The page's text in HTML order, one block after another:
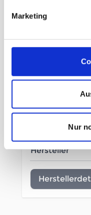
Marketing
Nur
Hauptmaterial:
SILVER BS
Hersteller